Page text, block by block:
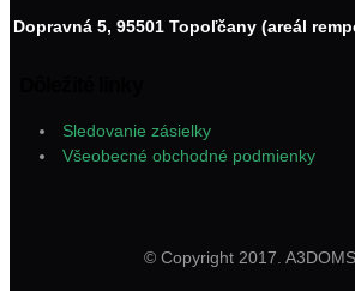
Dopravná 5, 95501 Topoľčany (areál
Sledovanie zásielky
Všeobecné obchodné podmienky
© Copyright 2017.